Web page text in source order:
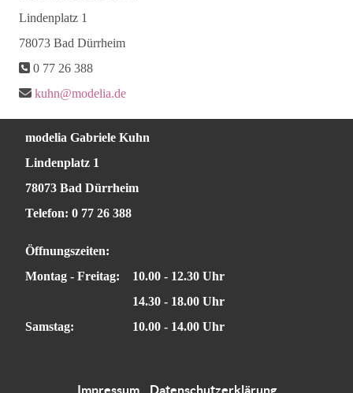
Lindenplatz 1
78073 Bad Dürrheim
0 77 26 388
kuhn@modelia.de
modelia Gabriele Kuhn
Lindenplatz 1
78073 Bad Dürrheim
Telefon: 0 77 26 388
Öffnungszeiten:
Montag - Freitag:
Samstag:
10.00 - 12.30 Uhr
14.30 - 18.00 Uhr
10.00 - 14.00 Uhr
Impressum Datenschutzerklärung